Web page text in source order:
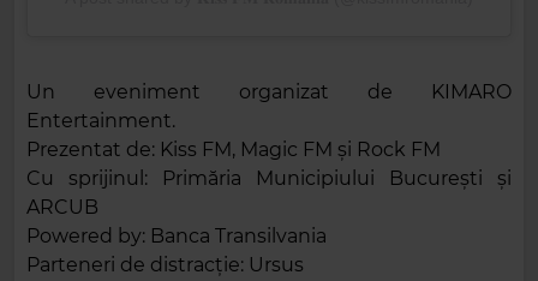
Un eveniment organizat de KIMARO
Entertainment.
Prezentat de: Kiss FM, Magic FM și Rock FM
Cu sprijinul: Primăria Municipiului București și
ARCUB
Powered by: Banca Transilvania
Parteneri de distracție: Ursus